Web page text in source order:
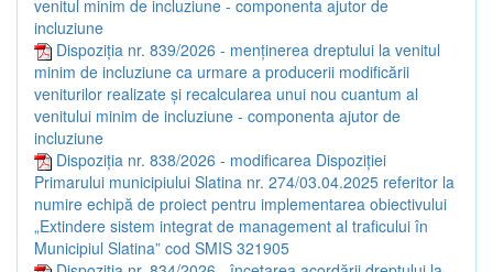
venitul minim de incluziune - componenta ajutor de
incluziune
Dispoziția nr. 839/2026 - menținerea dreptului la venitul
minim de incluziune ca urmare a producerii modificării
veniturilor realizate și recalcularea unui nou cuantum al
venitului minim de incluziune - componenta ajutor de
incluziune
Dispoziția nr. 838/2026 - modificarea Dispoziției
Primarului municipiului Slatina nr. 274/03.04.2025 referitor la
numire echipă de proiect pentru implementarea obiectivului
„Extindere sistem integrat de management al traficului în
Municipiul Slatina” cod SMIS 321905